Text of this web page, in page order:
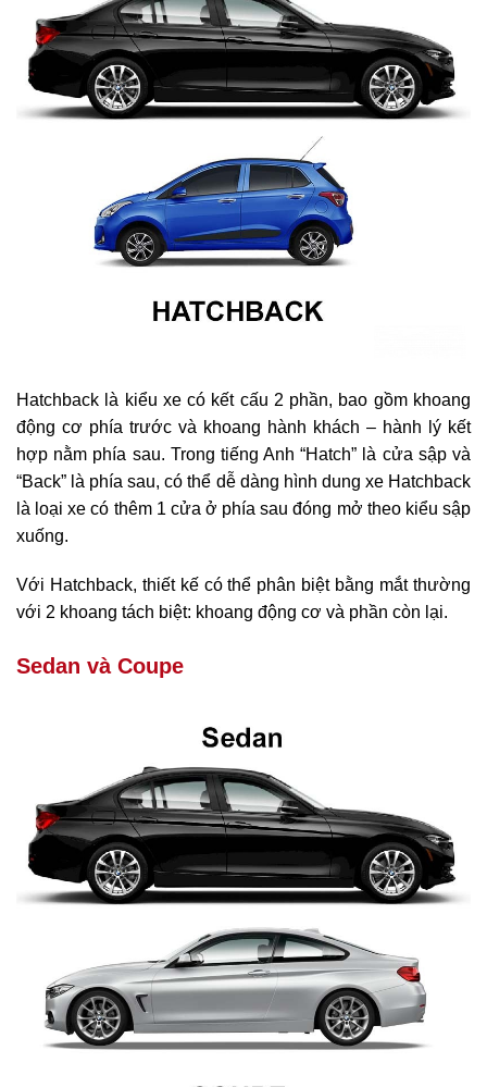
Hatchback là kiểu xe có kết cấu 2 phần, bao gồm khoang
động cơ phía trước và khoang hành khách – hành lý kết
hợp nằm phía sau. Trong tiếng Anh “Hatch” là cửa sập và
“Back” là phía sau, có thể dễ dàng hình dung xe Hatchback
là loại xe có thêm 1 cửa ở phía sau đóng mở theo kiểu sập
xuống.
Với Hatchback, thiết kế có thể phân biệt bằng mắt thường
với 2 khoang tách biệt: khoang động cơ và phần còn lại.
Sedan và Coupe